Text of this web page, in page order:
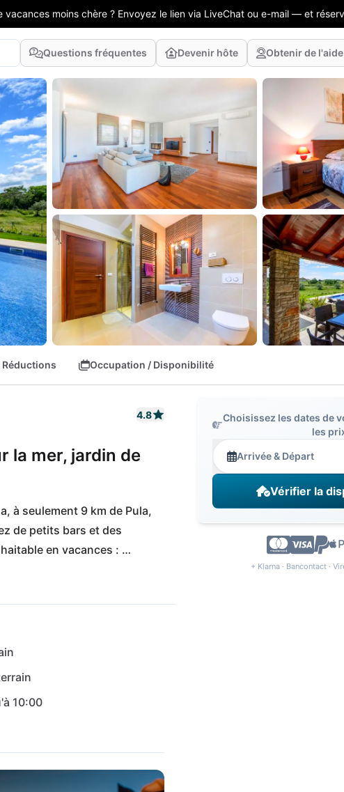
vacances moins chère ? Envoyez le lien via LiveChat ou e-mail — et
Questions fréquentes Devenir hôte Obtenir de l'aide
Réductions Occupation / Disponibilité
4.8
la mer, jardin de
à seulement 9 km de Pula,
de petits bars et des
en vacances :
de Fažana est à
lors de leur visite du
préservées de la nature
visiter l'un des nombreux
de Pula est facilement
10:00
Choisissez les dates de
les
Arrivée & Départ
Vérifier la
+ Klarna · Bancontact ·